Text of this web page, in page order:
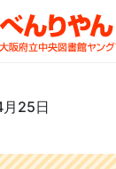
25日